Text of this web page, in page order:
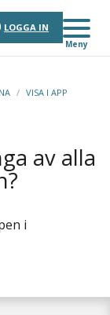
LOGGA IN
Meny
/ VISA I APP
av alla
i